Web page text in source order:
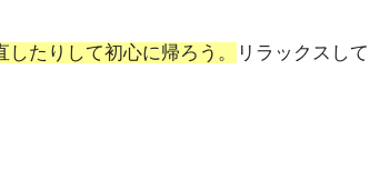
たりして初心に帰ろう。
リラックスして